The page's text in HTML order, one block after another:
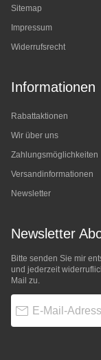
Sitemap
Impressum
Widerrufsrecht
Informationen
Rabattaktionen
Wir über uns
Zahlungsmöglichkeiten
Versandinformationen
Newsletter
Newsletter
Bitte senden Sie mir
und jederzeit
Mail zu.